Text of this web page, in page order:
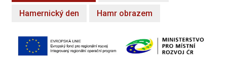
Hamernický den Hamr obrazem